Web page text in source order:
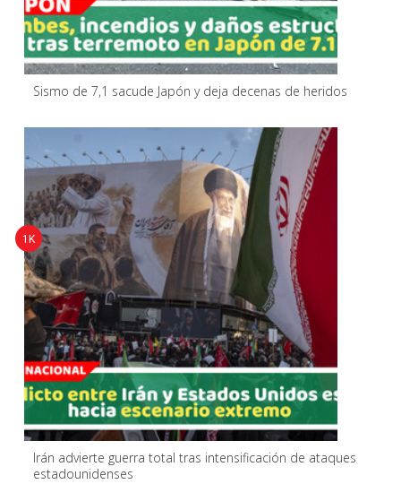
Sismo de 7,1 sacude Japón y deja decenas de heridos
Irán advierte guerra total tras intensificación de ataques
estadounidenses
1K